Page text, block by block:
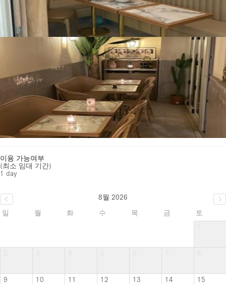
이용 가능여부
(최소 임대 기간)
1 day
8월 2026
일
월 화 수 목 금
토
9 10 11 12 13 14 15